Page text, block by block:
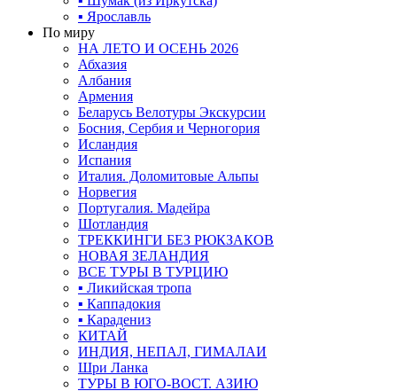
▪ Ярославль
По миру
НА ЛЕТО И ОСЕНЬ 2026
Абхазия
Албания
Армения
Беларусь Велотуры Экскурсии
Босния, Сербия и Черногория
Исландия
Испания
Италия. Доломитовые Альпы
Норвегия
Португалия. Мадейра
Шотландия
ТРЕККИНГИ БЕЗ РЮКЗАКОВ
НОВАЯ ЗЕЛАНДИЯ
ВСЕ ТУРЫ В ТУРЦИЮ
▪ Ликийская тропа
▪ Каппадокия
▪ Карадениз
КИТАЙ
ИНДИЯ, НЕПАЛ, ГИМАЛАИ
Шри Ланка
ТУРЫ В ЮГО-ВОСТ. АЗИЮ